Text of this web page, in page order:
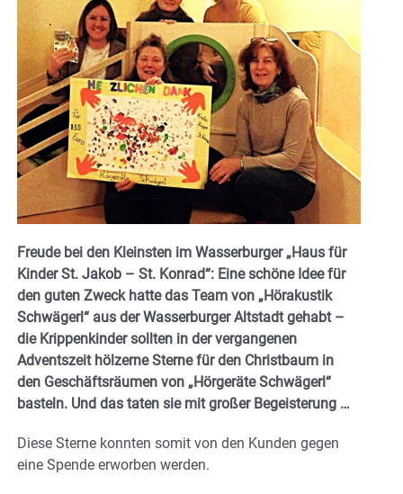
Freude bei den Kleinsten im Wasserburger „Haus für
Kinder St. Jakob – St. Konrad“: Eine schöne Idee für
den guten Zweck hatte das Team von „Hörakustik
Schwägerl“ aus der Wasserburger Altstadt gehabt –
die Krippenkinder sollten in der vergangenen
Adventszeit hölzerne Sterne für den Christbaum in
den Geschäftsräumen von „Hörgeräte Schwägerl“
basteln. Und das taten sie mit großer Begeisterung …
Diese Sterne konnten somit von den Kunden gegen
eine Spende erworben werden.